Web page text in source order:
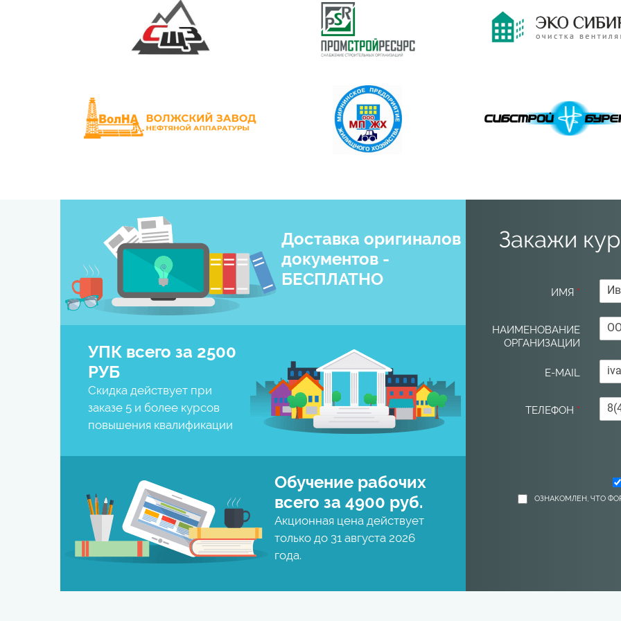
Доставка оригиналов
документов -
БЕСПЛАТНО
УПК всего за 2500
РУБ
Скидка действует при
заказе 5 и более курсов
повышения квалификации
Обучение рабочих
всего за 4900 руб.
Акционная цена действует
только до 31 августа 2026
года.
Закажи
ИМЯ *
НАИМЕНОВАНИЕ
ОРГАНИЗАЦИИ
E-MAIL
ТЕЛЕФОН *
ОЗНАКОМЛЕН, ЧТО